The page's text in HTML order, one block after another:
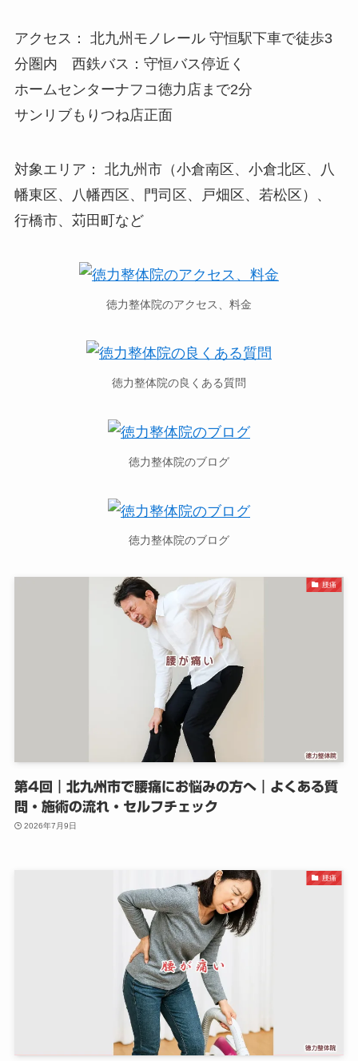
アクセス： 北九州モノレール 守恒駅下車で徒歩3
分圏内 西鉄バス：守恒バス停近く
ホームセンターナフコ徳力店まで2分
サンリブもりつね店正面
対象エリア： 北九州市（小倉南区、小倉北区、八
幡東区、八幡西区、門司区、戸畑区、若松区）、
行橋市、苅田町など
徳力整体院のアクセス、料金
徳力整体院の良くある質問
徳力整体院のブログ
徳力整体院のブログ
腰痛
第4回｜北九州市で腰痛にお悩みの方へ｜よくある質
問・施術の流れ・セルフチェック
2026年7月9日
腰痛